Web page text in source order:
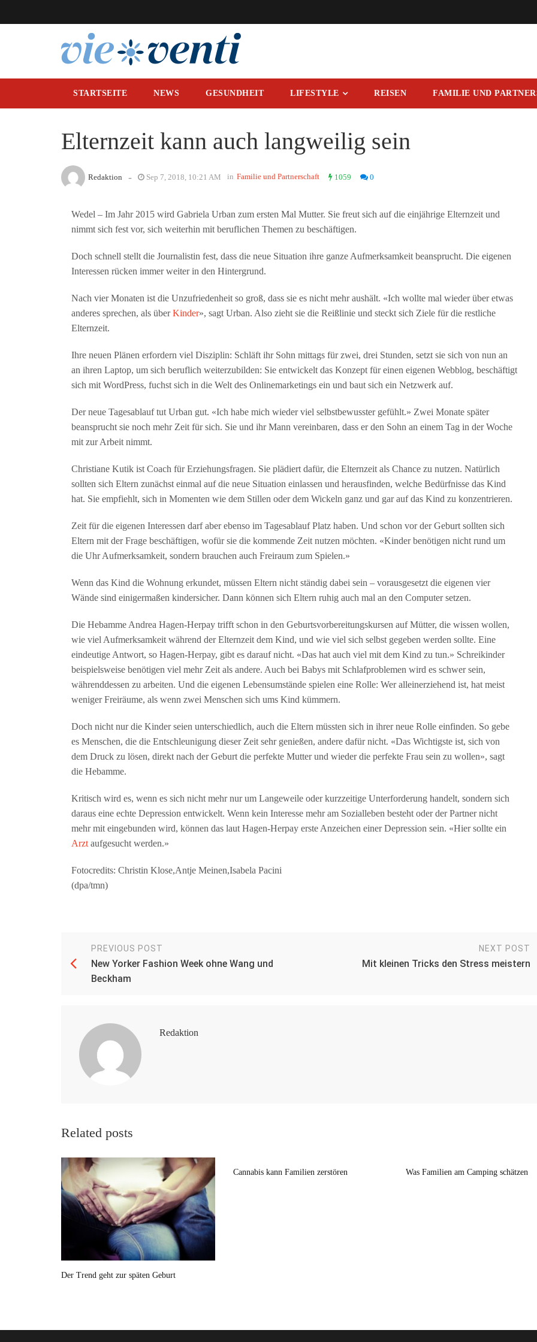
STARTSEITE NEWS GESUNDHEIT LIFESTYLE REISEN FAMILIE UND
Elternzeit kann auch langweilig sein
Redaktion - Sep 7, 2018, 10:21 AM in Familie und Partnerschaft 1059 0
Wedel – Im Jahr 2015 wird Gabriela Urban zum ersten Mal Mutter. Sie freut sich auf die einjährige Elternzeit und
nimmt sich fest vor, sich weiterhin mit beruflichen Themen zu beschäftigen.
Doch schnell stellt die Journalistin fest, dass die neue Situation ihre ganze Aufmerksamkeit beansprucht. Die eigenen
Interessen rücken immer weiter in den Hintergrund.
Nach vier Monaten ist die Unzufriedenheit so groß, dass sie es nicht mehr aushält. «Ich wollte mal wieder über etwas
anderes sprechen, als überKinder», sagt Urban. Also zieht sie die Reißlinie und steckt sich Ziele für die restliche
Elternzeit.
Ihre neuen Plänen erfordern viel Disziplin: Schläft ihr Sohn mittags für zwei, drei Stunden, setzt sie sich von nun an
an ihren Laptop, um sich beruflich weiterzubilden: Sie entwickelt das Konzept für einen eigenen Webblog, beschäftigt
sich mit WordPress, fuchst sich in die Welt des Onlinemarketings ein und baut sich ein Netzwerk auf.
Der neue Tagesablauf tut Urban gut. «Ich habe mich wieder viel selbstbewusster gefühlt.» Zwei Monate später
beansprucht sie noch mehr Zeit für sich. Sie und ihr Mann vereinbaren, dass er den Sohn an einem Tag in der Woche
mit zur Arbeit nimmt.
Christiane Kutik ist Coach für Erziehungsfragen. Sie plädiert dafür, die Elternzeit als Chance zu nutzen. Natürlich
sollten sich Eltern zunächst einmal auf die neue Situation einlassen und herausfinden, welche Bedürfnisse das Kind
hat. Sie empfiehlt, sich in Momenten wie dem Stillen oder dem Wickeln ganz und gar auf das Kind zu konzentrieren.
Zeit für die eigenen Interessen darf aber ebenso im Tagesablauf Platz haben. Und schon vor der Geburt sollten sich
Eltern mit der Frage beschäftigen, wofür sie die kommende Zeit nutzen möchten. «Kinder benötigen nicht rund um
die Uhr Aufmerksamkeit, sondern brauchen auch Freiraum zum Spielen.»
Wenn das Kind die Wohnung erkundet, müssen Eltern nicht ständig dabei sein – vorausgesetzt die eigenen vier
Wände sind einigermaßen kindersicher. Dann können sich Eltern ruhig auch mal an den Computer setzen.
Die Hebamme Andrea Hagen-Herpay trifft schon in den Geburtsvorbereitungskursen auf Mütter, die wissen wollen,
wie viel Aufmerksamkeit während der Elternzeit dem Kind, und wie viel sich selbst gegeben werden sollte. Eine
eindeutige Antwort, so Hagen-Herpay, gibt es darauf nicht. «Das hat auch viel mit dem Kind zu tun.» Schreikinder
beispielsweise benötigen viel mehr Zeit als andere. Auch bei Babys mit Schlafproblemen wird es schwer sein,
währenddessen zu arbeiten. Und die eigenen Lebensumstände spielen eine Rolle: Wer alleinerziehend ist, hat meist
weniger Freiräume, als wenn zwei Menschen sich ums Kind kümmern.
Doch nicht nur die Kinder seien unterschiedlich, auch die Eltern müssten sich in ihrer neue Rolle einfinden. So gebe
es Menschen, die die Entschleunigung dieser Zeit sehr genießen, andere dafür nicht. «Das Wichtigste ist, sich von
dem Druck zu lösen, direkt nach der Geburt die perfekte Mutter und wieder die perfekte Frau sein zu wollen», sagt
die Hebamme.
Kritisch wird es, wenn es sich nicht mehr nur um Langeweile oder kurzzeitige Unterforderung handelt, sondern sich
daraus eine echte Depression entwickelt. Wenn kein Interesse mehr am Sozialleben besteht oder der Partner nicht
mehr mit eingebunden wird, können das laut Hagen-Herpay erste Anzeichen einer Depression sein. «Hier sollte ein
Arztaufgesucht werden.»
Fotocredits: Christin Klose,Antje Meinen,Isabela Pacini
(dpa/tmn)
PREVIOUS POST
New Yorker Fashion Week ohne Wang und
Beckham
NEXT POST
Mit kleinen Tricks den Stress meistern
Redaktion
Related posts
Der Trend geht zur späten Geburt
Cannabis kann Familien zerstören Was Familien am Camping schätzen